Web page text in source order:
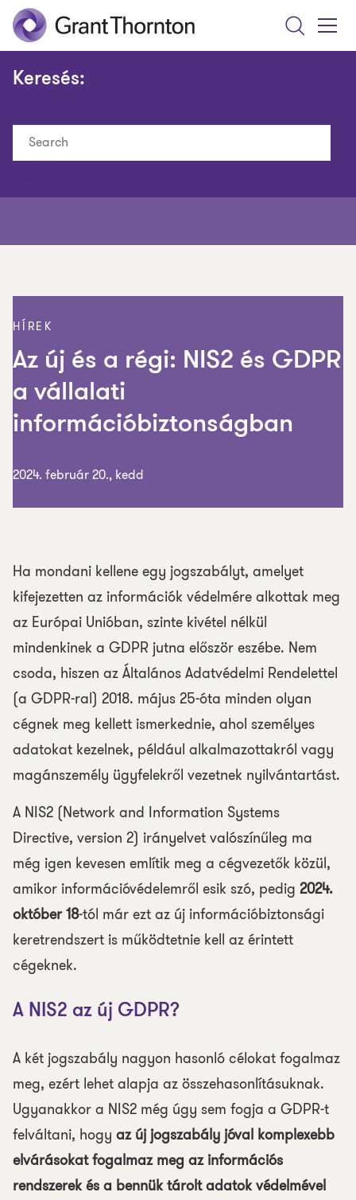
Search
Menu
Keresés:
HÍREK
Az új és a régi: NIS2 és GDPR
a vállalati
információbiztonságban
2024. február 20., kedd
Ha mondani kellene egy jogszabályt, amelyet
kifejezetten az információk védelmére alkottak meg
az Európai Unióban, szinte kivétel nélkül
mindenkinek a GDPR jutna először eszébe. Nem
csoda, hiszen az Általános Adatvédelmi Rendelettel
(a GDPR-ral) 2018. május 25-óta minden olyan
cégnek meg kellett ismerkednie, ahol személyes
adatokat kezelnek, például alkalmazottakról vagy
magánszemély ügyfelekről vezetnek nyilvántartást.
A NIS2 (Network and Information Systems
Directive, version 2) irányelvet valószínűleg ma
még igen kevesen említik meg a cégvezetők közül,
amikor információvédelemről esik szó, pedig 2024.
október 18-tól már ezt az új információbiztonsági
keretrendszert is működtetnie kell az érintett
cégeknek.
A NIS2 az új GDPR?
A két jogszabály nagyon hasonló célokat fogalmaz
meg, ezért lehet alapja az összehasonlításuknak.
Ugyanakkor a NIS2 még úgy sem fogja a GDPR-t
felváltani, hogy az új jogszabály jóval komplexebb
elvárásokat fogalmaz meg az információs
rendszerek és a bennük tárolt adatok védelmével